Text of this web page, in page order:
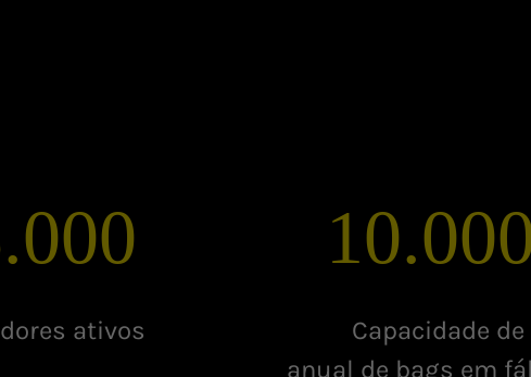
ativos
Capacidade
anual de bags em